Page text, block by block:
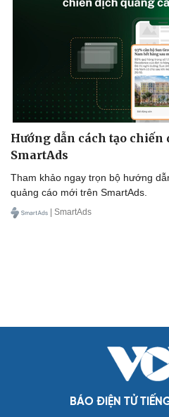
Hướng dẫn cách tạo chiến
SmartAds
Tham khảo ngay trọn bộ hướng
quảng cáo mới trên SmartAds.
| SmartAds
BÁO ĐIỆN TỬ